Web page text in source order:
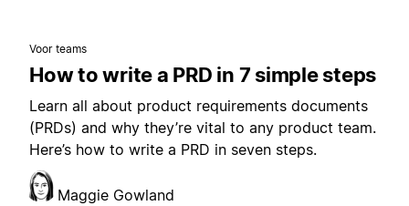
Voor teams
How to write a PRD in 7 simple steps
Learn all about product requirements documents
(PRDs) and why they’re vital to any product team.
Here’s how to write a PRD in seven steps.
Maggie Gowland